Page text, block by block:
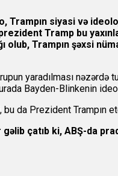
siyasi və
Tramp bu
Trampın şəxsi
yaradılması
Bayden-Blinkenin
bu da Prezident Trampın
çatıb ki, ABŞ-da